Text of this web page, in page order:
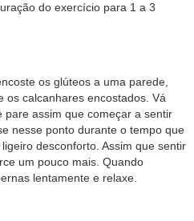
do exercício para 1 a 3
os glúteos a uma parede,
os calcanhares encostados. Vá
assim que começar a sentir
nesse ponto durante o tempo que
desconforto. Assim que sentir
um pouco mais. Quando
lentamente e relaxe.